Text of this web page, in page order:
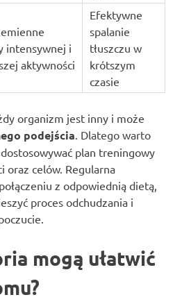
intensywnej i
aktywności
Efektywne
spalanie
tłuszczu w
krótszym
czasie
organizm jest inny i może
podejścia. Dlatego warto
dostosowywać plan treningowy
oraz celów. Regularna
z odpowiednią dietą,
proces odchudzania i
mogą ułatwić